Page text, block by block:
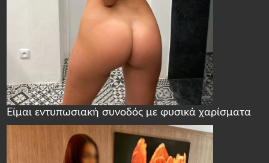
Είμαι εντυπωσιακή συνοδός με φυσικά χαρίσματα